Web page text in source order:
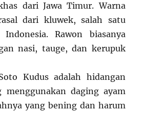
dari Jawa Timur. Warna
dari kluwek, salah satu
Rawon biasanya
nasi, tauge, dan kerupuk
Kudus adalah hidangan
menggunakan daging ayam
yang bening dan harum